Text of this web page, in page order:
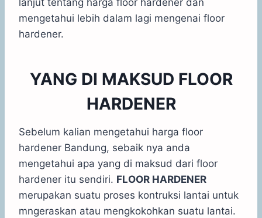
mengetahui lebih dalam lagi mengenai floor
hardener.
YANG DI MAKSUD FLOOR
HARDENER
Sebelum kalian mengetahui harga floor
hardener Bandung, sebaik nya anda
mengetahui apa yang di maksud dari floor
hardener itu sendiri. FLOOR HARDENER
merupakan suatu proses kontruksi lantai untuk
mngeraskan atau mengkokohkan suatu lantai.